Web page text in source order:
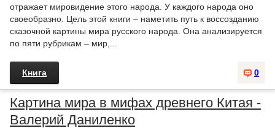
отражает мировидение этого народа. У каждого народа оно
своеобразно. Цель этой книги – наметить путь к воссозданию
сказочной картины мира русского народа. Она анализируется
по пяти рубрикам – мир,...
0
Книга
Картина мира в мифах древнего Китая -
Валерий Даниленко